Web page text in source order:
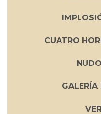
CUATRO
GALERÍA